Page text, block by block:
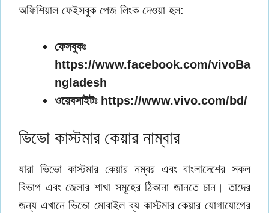
অফিশিয়াল ফেইসবুক পেজ লিংক দেওয়া হল:
ফেসবুকঃ
https://www.facebook.com/vivoBa
ngladesh
ওয়েবসাইটঃ https://www.vivo.com/bd/
ভিভো কাস্টমার কেয়ার নাম্বার
যারা ভিভো কাস্টমার কেয়ার নম্বর এবং বাংলাদেশের সকল
বিভাগ এবং জেলার শাখা সমূহের ঠিকানা জানতে চান। তাদের
জন্য এখানে ভিভো মোবাইল ব্য কাস্টমার কেয়ার যোগাযোগের